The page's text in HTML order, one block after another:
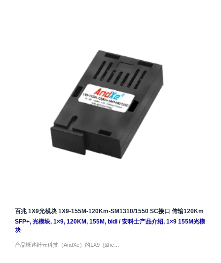
百兆 1X9光模块 1X9-155M-120Km-SM1310/1550 SC接口 传输120Km
SFP+, 光模块, 1×9, 120KM, 155M, bidi/安科士产品介绍, 1×9 155M光模
块
产品概述纤云科技（AndXe）的1X9- [&he…